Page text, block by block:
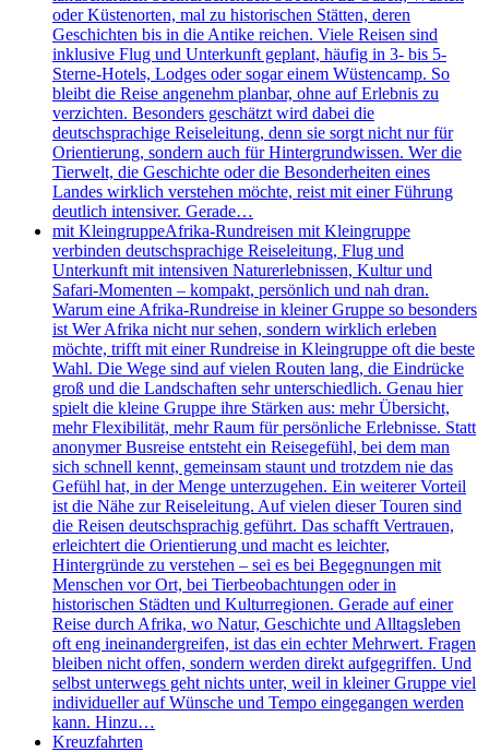
oder Küstenorten, mal zu historischen Stätten, deren
Geschichten bis in die Antike reichen. Viele Reisen sind
inklusive Flug und Unterkunft geplant, häufig in 3- bis 5-
Sterne-Hotels, Lodges oder sogar einem Wüstencamp. So
bleibt die Reise angenehm planbar, ohne auf Erlebnis zu
verzichten. Besonders geschätzt wird dabei die
deutschsprachige Reiseleitung, denn sie sorgt nicht nur für
Orientierung, sondern auch für Hintergrundwissen. Wer die
Tierwelt, die Geschichte oder die Besonderheiten eines
Landes wirklich verstehen möchte, reist mit einer Führung
deutlich intensiver. Gerade…
mit KleingruppeAfrika-Rundreisen mit Kleingruppe
verbinden deutschsprachige Reiseleitung, Flug und
Unterkunft mit intensiven Naturerlebnissen, Kultur und
Safari-Momenten – kompakt, persönlich und nah dran.
Warum eine Afrika-Rundreise in kleiner Gruppe so besonders
ist Wer Afrika nicht nur sehen, sondern wirklich erleben
möchte, trifft mit einer Rundreise in Kleingruppe oft die beste
Wahl. Die Wege sind auf vielen Routen lang, die Eindrücke
groß und die Landschaften sehr unterschiedlich. Genau hier
spielt die kleine Gruppe ihre Stärken aus: mehr Übersicht,
mehr Flexibilität, mehr Raum für persönliche Erlebnisse. Statt
anonymer Busreise entsteht ein Reisegefühl, bei dem man
sich schnell kennt, gemeinsam staunt und trotzdem nie das
Gefühl hat, in der Menge unterzugehen. Ein weiterer Vorteil
ist die Nähe zur Reiseleitung. Auf vielen dieser Touren sind
die Reisen deutschsprachig geführt. Das schafft Vertrauen,
erleichtert die Orientierung und macht es leichter,
Hintergründe zu verstehen – sei es bei Begegnungen mit
Menschen vor Ort, bei Tierbeobachtungen oder in
historischen Städten und Kulturregionen. Gerade auf einer
Reise durch Afrika, wo Natur, Geschichte und Alltagsleben
oft eng ineinandergreifen, ist das ein echter Mehrwert. Fragen
bleiben nicht offen, sondern werden direkt aufgegriffen. Und
selbst unterwegs geht nichts unter, weil in kleiner Gruppe viel
individueller auf Wünsche und Tempo eingegangen werden
kann. Hinzu…
Kreuzfahrten